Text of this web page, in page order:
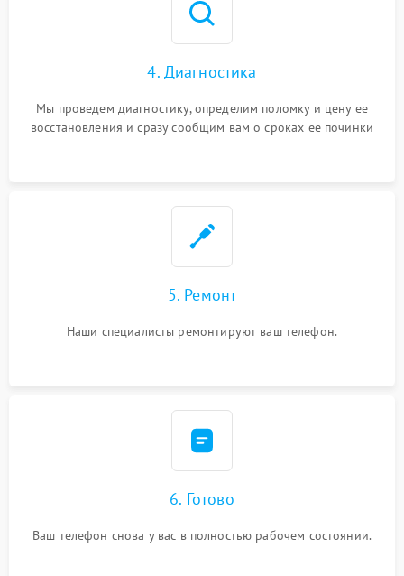
4. Диагностика
Мы проведем диагностику, определим поломку и цену ее
восстановления и сразу сообщим вам о сроках ее починки
5. Ремонт
Наши специалисты ремонтируют ваш телефон.
6. Готово
Ваш телефон снова у вас в полностью рабочем состоянии.